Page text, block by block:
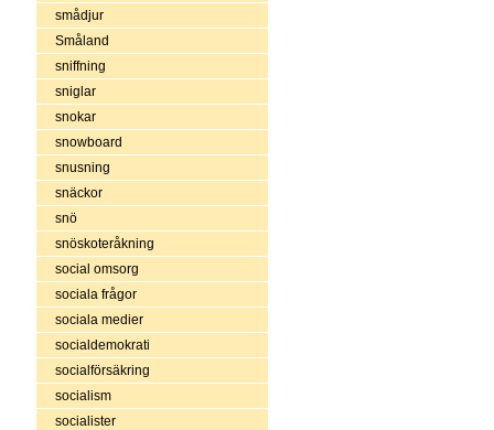
smådjur
Småland
sniffning
sniglar
snokar
snowboard
snusning
snäckor
snö
snöskoteråkning
social omsorg
sociala frågor
sociala medier
socialdemokrati
socialförsäkring
socialism
socialister